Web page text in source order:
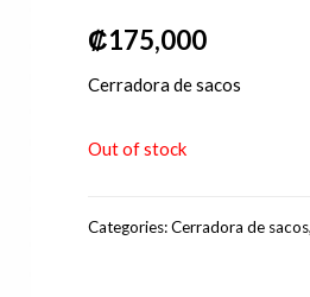
₡175,000
Cerradora de sacos
Out of stock
Categories:Cerradora de sacos,